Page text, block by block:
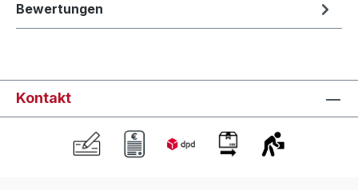
Bewertungen
Kontakt